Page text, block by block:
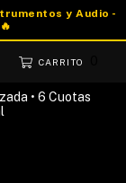
CARRITO
• 6 Cuotas